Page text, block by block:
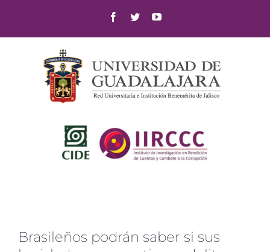
content
Facebook
TwitterYouTube
Brasileños podrán saber si sus